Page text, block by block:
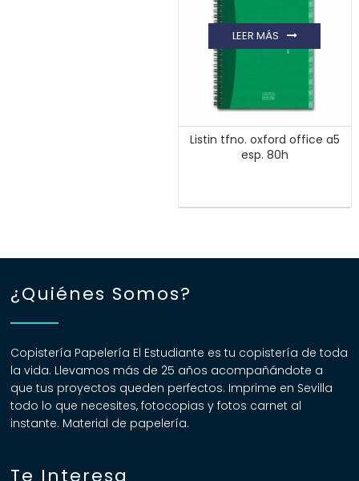
Listin tfno. oxford office a5
esp. 80h
LEER MÁS
¿Quiénes Somos?
Copistería Papelería El Estudiante es tu copistería de toda
la vida. Llevamos más de 25 años acompañándote a
que tus proyectos queden perfectos. Imprime en Sevilla
todo lo que necesites, fotocopias y fotos carnet al
instante. Material de papelería.